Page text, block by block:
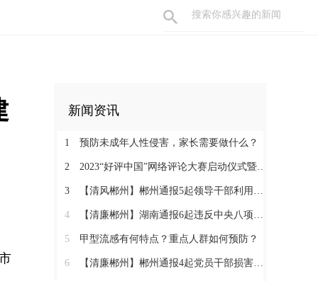
新闻资讯
1 预防未成年人性侵害，家长需要做什么？
2 2023“好评中国”网络评论大赛启动仪式暨网络评论创新论坛即将举行
3 【清风郴州】郴州通报5起领导干部利用职权或影响力为亲友牟利典型案例
4 【清廉郴州】湖南通报6起违反中央八项规定精神典型问题
5 甲型流感有何特点？重点人群如何预防？
6 【清廉郴州】郴州通报4起党员干部损害营商环境问题典型案例